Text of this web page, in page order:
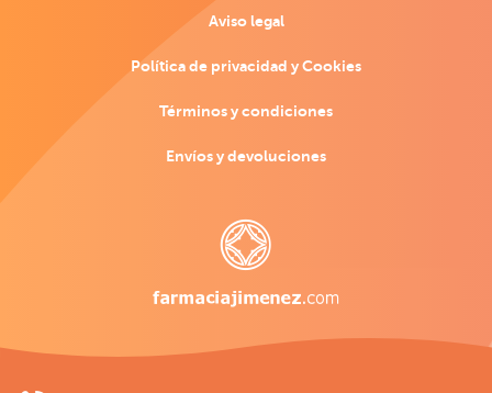
Aviso legal
Política de privacidad y Cookies
Términos y condiciones
Envíos y devoluciones